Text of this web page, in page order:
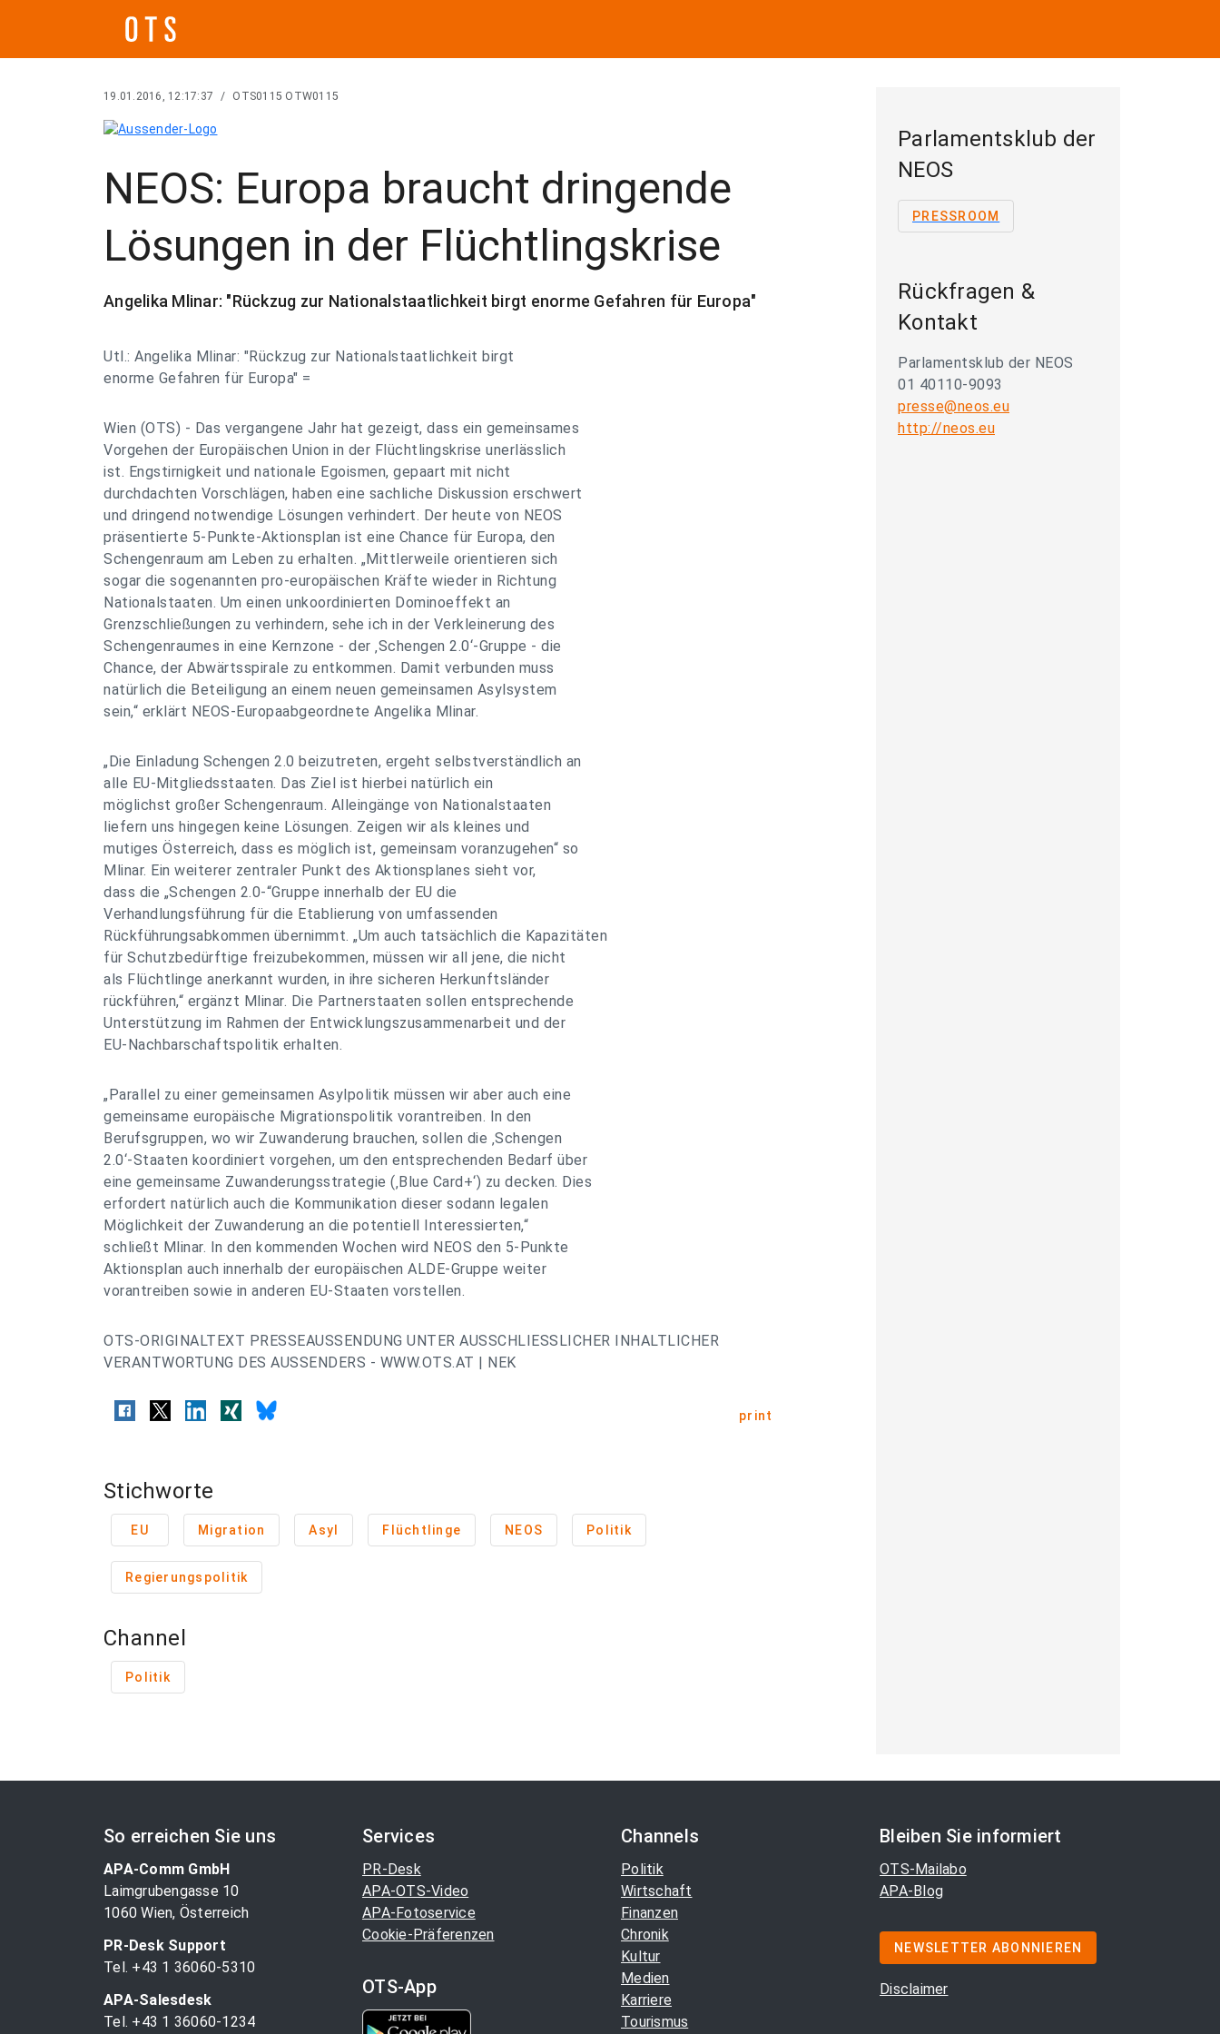
19.01.2016, 12:17:37 / OTS0115 OTW0115
NEOS: Europa braucht dringende
Lösungen in der Flüchtlingskrise
Angelika Mlinar: "Rückzug zur Nationalstaatlichkeit birgt enorme Gefahren für Europa"
Utl.: Angelika Mlinar: "Rückzug zur Nationalstaatlichkeit birgt
enorme Gefahren für Europa" =
Wien (OTS) - Das vergangene Jahr hat gezeigt, dass ein gemeinsames
Vorgehen der Europäischen Union in der Flüchtlingskrise unerlässlich
ist. Engstirnigkeit und nationale Egoismen, gepaart mit nicht
durchdachten Vorschlägen, haben eine sachliche Diskussion erschwert
und dringend notwendige Lösungen verhindert. Der heute von NEOS
präsentierte 5-Punkte-Aktionsplan ist eine Chance für Europa, den
Schengenraum am Leben zu erhalten. „Mittlerweile orientieren sich
sogar die sogenannten pro-europäischen Kräfte wieder in Richtung
Nationalstaaten. Um einen unkoordinierten Dominoeffekt an
Grenzschließungen zu verhindern, sehe ich in der Verkleinerung des
Schengenraumes in eine Kernzone - der ‚Schengen 2.0‘-Gruppe - die
Chance, der Abwärtsspirale zu entkommen. Damit verbunden muss
natürlich die Beteiligung an einem neuen gemeinsamen Asylsystem
sein,“ erklärt NEOS-Europaabgeordnete Angelika Mlinar.
„Die Einladung Schengen 2.0 beizutreten, ergeht selbstverständlich an
alle EU-Mitgliedsstaaten. Das Ziel ist hierbei natürlich ein
möglichst großer Schengenraum. Alleingänge von Nationalstaaten
liefern uns hingegen keine Lösungen. Zeigen wir als kleines und
mutiges Österreich, dass es möglich ist, gemeinsam voranzugehen“ so
Mlinar. Ein weiterer zentraler Punkt des Aktionsplanes sieht vor,
dass die „Schengen 2.0-“Gruppe innerhalb der EU die
Verhandlungsführung für die Etablierung von umfassenden
Rückführungsabkommen übernimmt. „Um auch tatsächlich die Kapazitäten
für Schutzbedürftige freizubekommen, müssen wir all jene, die nicht
als Flüchtlinge anerkannt wurden, in ihre sicheren Herkunftsländer
rückführen,“ ergänzt Mlinar. Die Partnerstaaten sollen entsprechende
Unterstützung im Rahmen der Entwicklungszusammenarbeit und der
EU-Nachbarschaftspolitik erhalten.
„Parallel zu einer gemeinsamen Asylpolitik müssen wir aber auch eine
gemeinsame europäische Migrationspolitik vorantreiben. In den
Berufsgruppen, wo wir Zuwanderung brauchen, sollen die ‚Schengen
2.0‘-Staaten koordiniert vorgehen, um den entsprechenden Bedarf über
eine gemeinsame Zuwanderungsstrategie (‚Blue Card+‘) zu decken. Dies
erfordert natürlich auch die Kommunikation dieser sodann legalen
Möglichkeit der Zuwanderung an die potentiell Interessierten,“
schließt Mlinar. In den kommenden Wochen wird NEOS den 5-Punkte
Aktionsplan auch innerhalb der europäischen ALDE-Gruppe weiter
vorantreiben sowie in anderen EU-Staaten vorstellen.
OTS-ORIGINALTEXT PRESSEAUSSENDUNG UNTER AUSSCHLIESSLICHER INHALTLICHER
VERANTWORTUNG DES AUSSENDERS - WWW.OTS.AT | NEK
print
Stichworte
EU Migration Asyl Flüchtlinge NEOS Politik
Regierungspolitik
Channel
Politik
Parlamentsklub der
NEOS
PRESSROOM
Rückfragen &
Kontakt
Parlamentsklub der NEOS
01 40110-9093
presse@neos.eu
http://neos.eu
So erreichen Sie uns
APA-Comm GmbH
Laimgrubengasse 10
1060 Wien, Österreich
PR-Desk Support
Tel. +43 1 36060-5310
APA-Salesdesk
Tel. +43 1 36060-1234
Services
PR-Desk
APA-OTS-Video
APA-Fotoservice
Cookie-Präferenzen
OTS-App
Channels
Politik
Wirtschaft
Finanzen
Chronik
Kultur
Medien
Karriere
Tourismus
Bleiben Sie informiert
OTS-Mailabo
APA-Blog
NEWSLETTER ABONNIEREN
Disclaimer